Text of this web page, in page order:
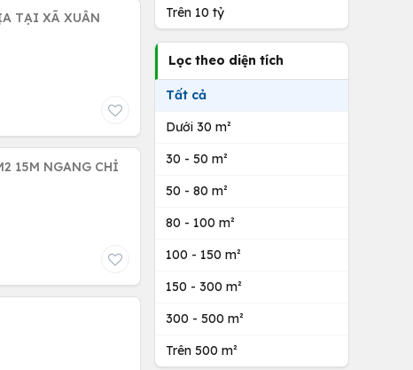
15M NGANG CHỈ
Trên 10 tỷ
Lọc theo diện tích
Tất cả
Dưới 30 m²
30 - 50 m²
50 - 80 m²
80 - 100 m²
100 - 150 m²
150 - 300 m²
300 - 500 m²
Trên 500 m²